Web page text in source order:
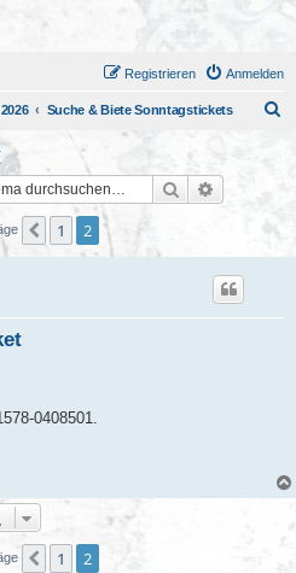
Anmelden
Registrieren
Suche & Biete Sonntagstickets
Suche
Vorherige
1 2
0408501.
Vorherige
1 2